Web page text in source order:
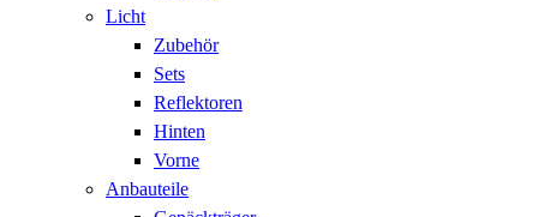
Licht
Zubehör
Sets
Reflektoren
Hinten
Vorne
Anbauteile